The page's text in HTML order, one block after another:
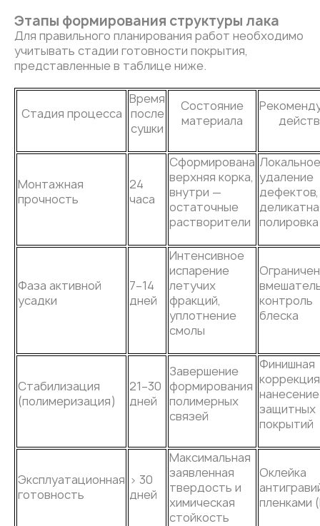
Этапы формирования структуры лака
Для правильного планирования работ необходимо
учитывать стадии готовности покрытия,
представленные в таблице ниже.
Стадия процесса
Время
после
сушки
Состояние
материала
Монтажная
прочность
24
часа
Сформирована
верхняя корка,
внутри —
остаточные
растворители
Локальное
удаление
дефектов,
полировка
Фаза активной
усадки
7–14
дней
Интенсивное
испарение
летучих
фракций,
уплотнение
смолы
контроль
блеска
Стабилизация
(полимеризация)
21–30
дней
Завершение
формирования
полимерных
связей
Финишная
нанесение
защитных
покрытий
Эксплуатационная
готовность
> 30
дней
Максимальная
заявленная
твердость и
химическая
стойкость
Оклейка
пленками